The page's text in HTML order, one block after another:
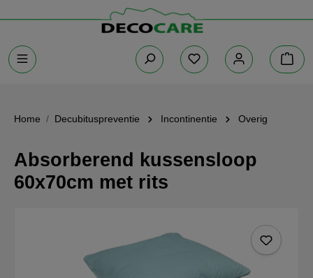
Home Decubituspreventie Incontinentie Overig
Absorberend kussensloop
60x70cm met rits